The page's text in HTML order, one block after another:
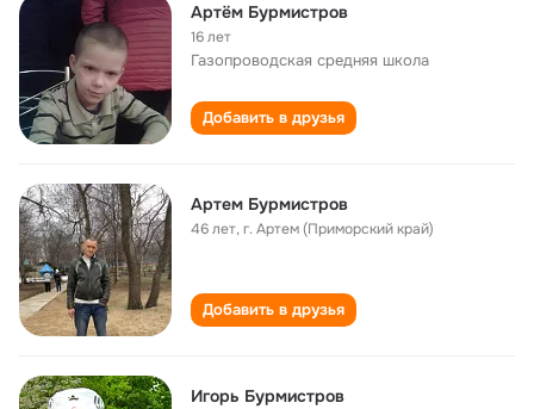
Артём Бурмистров
16 лет
Газопроводская cредняя школа
Добавить в друзья
Артем Бурмистров
46 лет,г. Артем (Приморский край)
Добавить в друзья
Игорь Бурмистров